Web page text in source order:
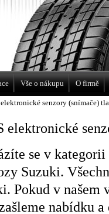
senzory (snímače)
elektronické
se v
Suzuki.
Pokud v našem
nabídku
Vše o nákupu O firmě